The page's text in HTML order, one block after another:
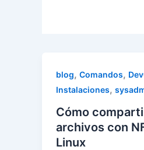
blog, Comandos,
Instalaciones,
Cómo
archivos con
Linux